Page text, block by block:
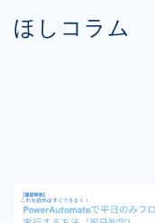
ほしコラム